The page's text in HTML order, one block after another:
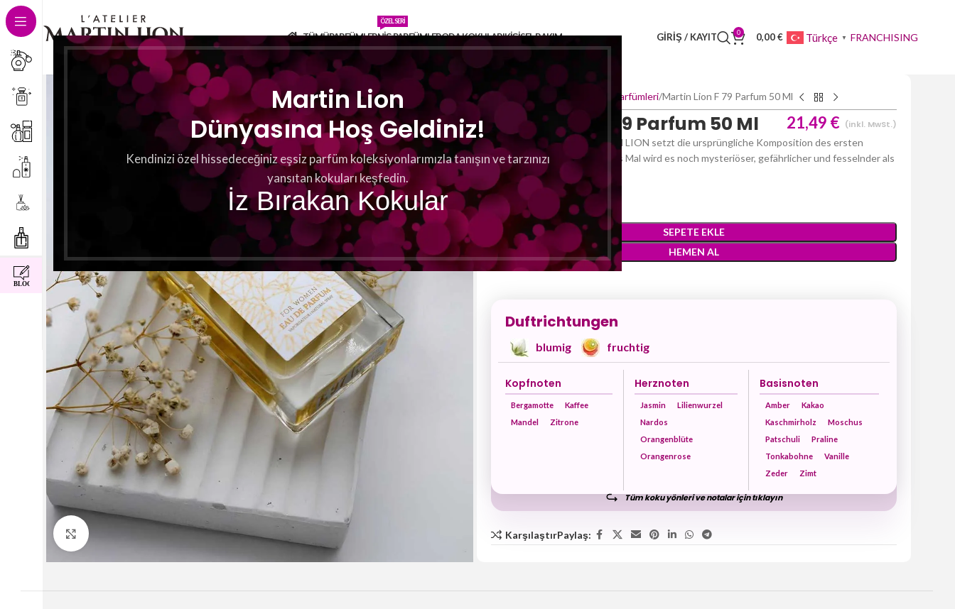
Martin Lion
Dünyasına Hoş Geldiniz!
Kendinizi özel hissedeceğiniz eşsiz parfüm koleksiyonlarımızla tanışın ve tarzınızı
yansıtan kokuları keşfedin.
İz Bırakan Kokular
instagram
facebook
twitter
youtube
TÜMÜPARFÜMLERNIŞ PARFÜMLER
ÖZEL SERI
ODA KOKULARIKIŞISEL BAKIM GIRIŞ / KAYIT 0 0,00€ Türkçe ▼ FRANCHISING
Kadın Parfümleri Martin Lion F 79 Parfum 50 Ml
Martin Lion F 79 Parfum 50 Ml 21,49 € (inkl. MwSt.)
Das Parfum F 79 von MARTIN LION setzt die ursprüngliche Komposition des ersten
Parfums F 60 fort, aber dieses Mal wird es noch mysteriöser, gefährlicher und fesselnder als
F 60.
SEPETE EKLE
HEMEN AL
Duftrichtungen
blumig fruchtig
Kopfnoten
Bergamotte
Kaffee
Mandel
Zitrone
Herznoten
Jasmin
Lilienwurzel
Nardos
Orangenblüte
Orangenrose
Basisnoten
Amber
Kakao
Kaschmirholz
Moschus
Patschuli
Praline
Tonkabohne
Vanille
Zeder
Zimt
Tüm koku yönleri ve notalar için tıklayın
KarşılaştırPaylaş: